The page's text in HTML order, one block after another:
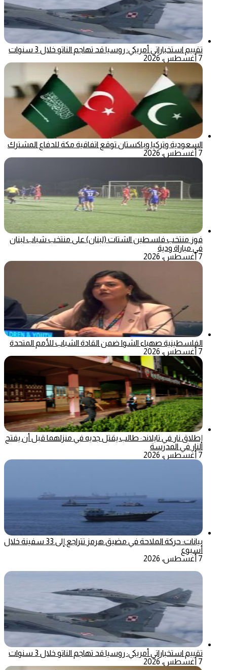
تقييم استخباراتي أمريكي: روسيا قد تهاجم الناتو خلال 3 سنوات
7 أغسطس، 2026
السعودية وتركيا وباكستان توقع اتفاقية مكة للدفاع المشترك
7 أغسطس، 2026
فوز منتخب فلسطين الشتات (لبنان) على منتخب شباب لبنان
في مباراة ودية
7 أغسطس، 2026
الفلسطينية صهباء الشوا ضمن القادة الشباب للأمم المتحدة
7 أغسطس، 2026
إطلاق نار في تايلاند: طالب يقتل جديه في منزلهما قبل أن يفتح
النار في المدرسة
7 أغسطس، 2026
بيانات: حركة الملاحة في مضيق هرمز تتراجع إلى 33 سفينة خلال
أسبوع
7 أغسطس، 2026
تقييم استخباراتي أمريكي: روسيا قد تهاجم الناتو خلال 3 سنوات
7 أغسطس، 2026